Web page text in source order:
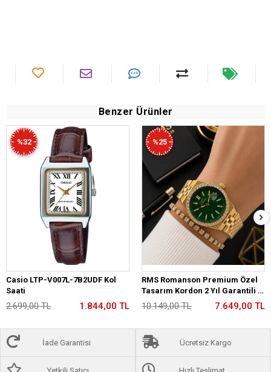
Benzer Ürünler
%32
Casio LTP-V007L-7B2UDF Kol
Saati
2.699,00 TL 1.844,00 TL
%25
RMS Romanson Premium Özel
Tasarım Kordon 2 Yıl Garantili 5
Atm Kadın Kol Saati+Bileklik
A2175.29
10.149,00 TL 7.649,00 TL
İade Garantisi Ücretsiz Kargo